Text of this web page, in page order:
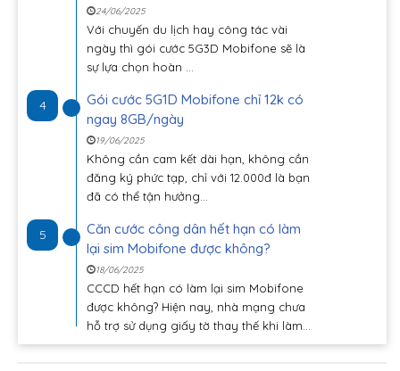
24/06/2025
Với chuyến du lịch hay công tác vài
ngày thì gói cước 5G3D Mobifone sẽ là
sự lựa chọn hoàn ...
4
Gói cước 5G1D Mobifone chỉ 12k có
ngay 8GB/ngày
19/06/2025
Không cần cam kết dài hạn, không cần
đăng ký phức tạp, chỉ với 12.000đ là bạn
đã có thể tận hưởng...
5
Căn cước công dân hết hạn có làm
lại sim Mobifone được không?
18/06/2025
CCCD hết hạn có làm lại sim Mobifone
được không? Hiện nay, nhà mạng chưa
hỗ trợ sử dụng giấy tờ thay thế khi làm...